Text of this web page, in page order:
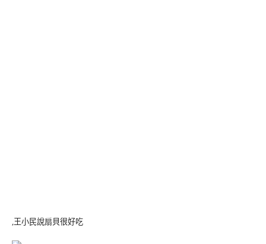
,王小民說扇貝很好吃